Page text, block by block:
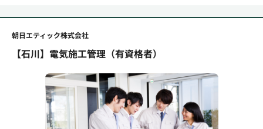
朝日エティック株式会社
【石川】電気施工管理（有資格者）